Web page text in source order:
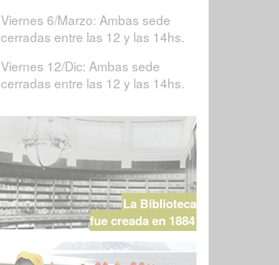
Viernes 6/Marzo: Ambas sede
cerradas entre las 12 y las 14hs.
Viernes 12/Dic: Ambas sede
cerradas entre las 12 y las 14hs.
La Biblioteca
fue creada en 1884